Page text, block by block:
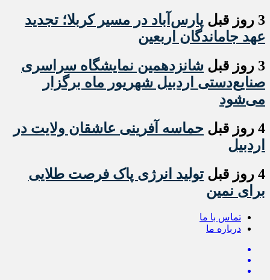
3 روز قبل
پارس‌آباد در مسیر کربلا؛ تجدید
عهد جاماندگان اربعین
3 روز قبل
شانزدهمین نمایشگاه سراسری
صنایع‌دستی اردبیل شهریور ماه برگزار
می‌شود
4 روز قبل
حماسه آفرینی عاشقان ولایت در
اردبیل
4 روز قبل
تولید انرژی پاک فرصت طلایی
برای نمین
تماس با ما
درباره ما